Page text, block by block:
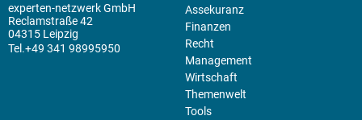
experten-netzwerk GmbH
Reclamstraße 42
04315 Leipzig
+49 341 98995950
Assekuranz
Finanzen
Recht
Management
Wirtschaft
Themenwelt
Tools